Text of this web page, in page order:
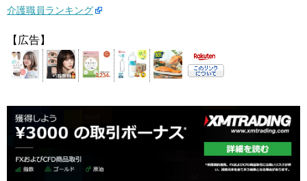
介護職員ランキング
【広告】